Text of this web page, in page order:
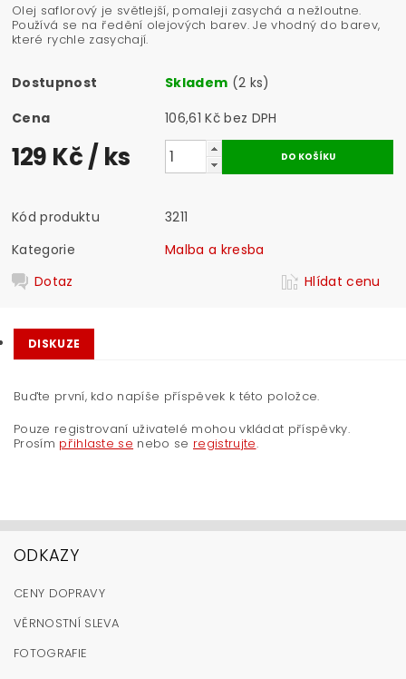
Olej saflorový je světlejší, pomaleji zasychá a nežloutne.
Používá se na ředění olejových barev. Je vhodný do barev,
které rychle zasychají.
Dostupnost Skladem (2 ks)
Cena
106,61 Kč bez DPH
129 Kč/ ks
Kód produktu
3211
Kategorie
Malba a kresba
Dotaz
Hlídat cenu
DISKUZE
Buďte první, kdo napíše příspěvek k této položce.
Pouze registrovaní uživatelé mohou vkládat příspěvky.
Prosím přihlaste se nebo se registrujte.
ODKAZY
CENY DOPRAVY
VĚRNOSTNÍ SLEVA
FOTOGRAFIE